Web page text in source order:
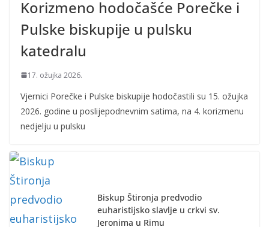
Korizmeno hodočašće Porečke i
Pulske biskupije u pulsku
katedralu
17. ožujka 2026.
Vjernici Porečke i Pulske biskupije hodočastili su 15. ožujka
2026. godine u poslijepodnevnim satima, na 4. korizmenu
nedjelju u pulsku
Biskup Štironja predvodio
euharistijsko slavlje u crkvi sv.
Jeronima u Rimu